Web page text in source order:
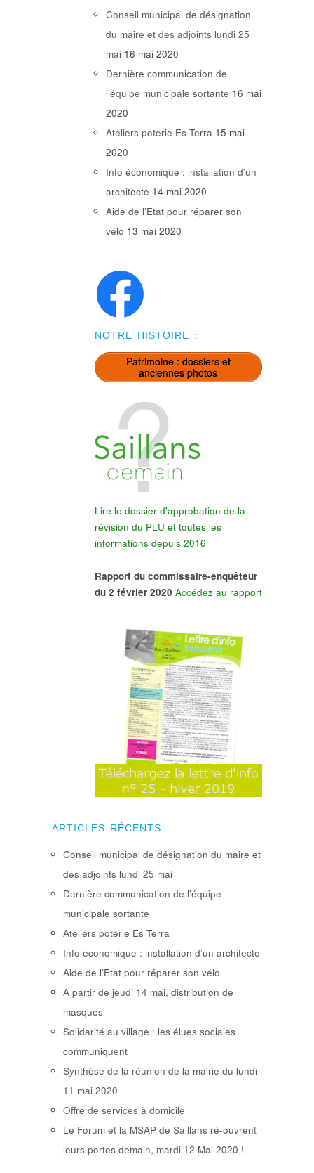
Conseil municipal de désignation
du maire et des adjoints lundi 25
mai 16 mai 2020
Dernière communication de
l’équipe municipale sortante 16 mai
2020
Ateliers poterie Es Terra 15 mai
2020
Info économique : installation d’un
architecte 14 mai 2020
Aide de l’Etat pour réparer son
vélo 13 mai 2020
NOTRE HISTOIRE :
Patrimoine : dossiers et
anciennes photos
Lire le dossier d'approbation de la
révision du PLU et toutes les
informations depuis 2016
Rapport du commissaire-enquêteur
du 2 février 2020 Accédez au rapport
ARTICLES RÉCENTS
Conseil municipal de désignation du maire et
des adjoints lundi 25 mai
Dernière communication de l’équipe
municipale sortante
Ateliers poterie Es Terra
Info économique : installation d’un architecte
Aide de l’Etat pour réparer son vélo
A partir de jeudi 14 mai, distribution de
masques
Solidarité au village : les élues sociales
communiquent
Synthèse de la réunion de la mairie du lundi
11 mai 2020
Offre de services à domicile
Le Forum et la MSAP de Saillans ré-ouvrent
leurs portes demain, mardi 12 Mai 2020 !